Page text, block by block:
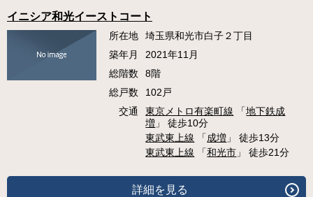
イニシア和光イーストコート
所在地
埼玉県和光市白子２丁目
築年月
2021年11月
総階数
8階
総戸数
102戸
交通
東京メトロ有楽町線 「地下鉄成
増 」 徒歩10分
東武東上線 「成増 」 徒歩13分
東武東上線 「和光市 」 徒歩21分
詳細を見る